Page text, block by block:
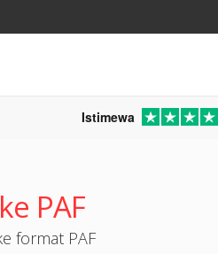
Istimewa
PAF
format PAF